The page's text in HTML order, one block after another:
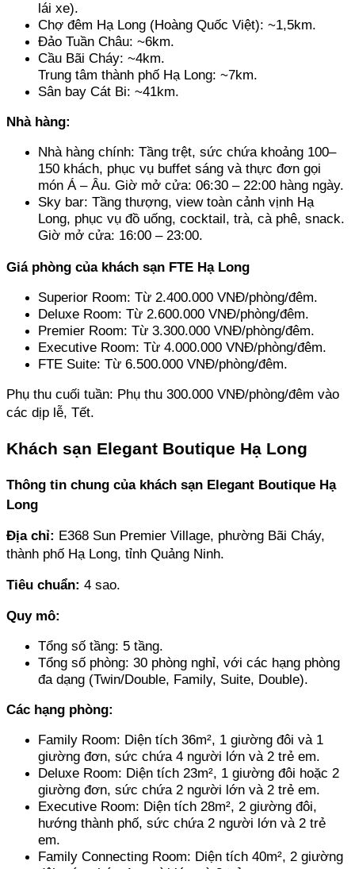
lái xe).
Chợ đêm Hạ Long (Hoàng Quốc Việt): ~1,5km.
Đảo Tuần Châu: ~6km.
Cầu Bãi Cháy: ~4km.
Trung tâm thành phố Hạ Long: ~7km.
Sân bay Cát Bi: ~41km.
Nhà hàng:
Nhà hàng chính: Tầng trệt, sức chứa khoảng 100–
150 khách, phục vụ buffet sáng và thực đơn gọi
món Á – Âu. Giờ mở cửa: 06:30 – 22:00 hàng ngày.
Sky bar: Tầng thượng, view toàn cảnh vịnh Hạ
Long, phục vụ đồ uống, cocktail, trà, cà phê, snack.
Giờ mở cửa: 16:00 – 23:00.
Giá phòng của khách sạn FTE Hạ Long
Superior Room: Từ 2.400.000 VNĐ/phòng/đêm.
Deluxe Room: Từ 2.600.000 VNĐ/phòng/đêm.
Premier Room: Từ 3.300.000 VNĐ/phòng/đêm.
Executive Room: Từ 4.000.000 VNĐ/phòng/đêm.
FTE Suite: Từ 6.500.000 VNĐ/phòng/đêm.
Phụ thu cuối tuần: Phụ thu 300.000 VNĐ/phòng/đêm vào
các dịp lễ, Tết.
Khách sạn Elegant Boutique Hạ Long
Thông tin chung của khách sạn Elegant Boutique Hạ
Long
Địa chỉ: E368 Sun Premier Village, phường Bãi Cháy,
thành phố Hạ Long, tỉnh Quảng Ninh.
Tiêu chuẩn: 4 sao.
Quy mô:
Tổng số tầng: 5 tầng.
Tổng số phòng: 30 phòng nghỉ, với các hạng phòng
đa dạng (Twin/Double, Family, Suite, Double).
Các hạng phòng:
Family Room: Diện tích 36m², 1 giường đôi và 1
giường đơn, sức chứa 4 người lớn và 2 trẻ em.
Deluxe Room: Diện tích 23m², 1 giường đôi hoặc 2
giường đơn, sức chứa 2 người lớn và 2 trẻ em.
Executive Room: Diện tích 28m², 2 giường đôi,
hướng thành phố, sức chứa 2 người lớn và 2 trẻ
em.
Family Connecting Room: Diện tích 40m², 2 giường